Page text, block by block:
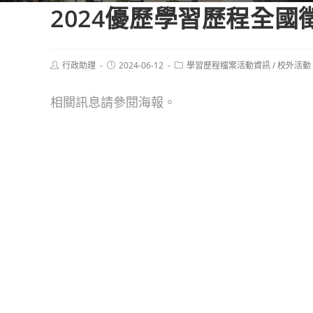
2024優歷學習歷程全國
Post行政助理
Post2024-06-12
Post學習歷程檔案活動資訊/校外活動
相關訊息請參閱海報。